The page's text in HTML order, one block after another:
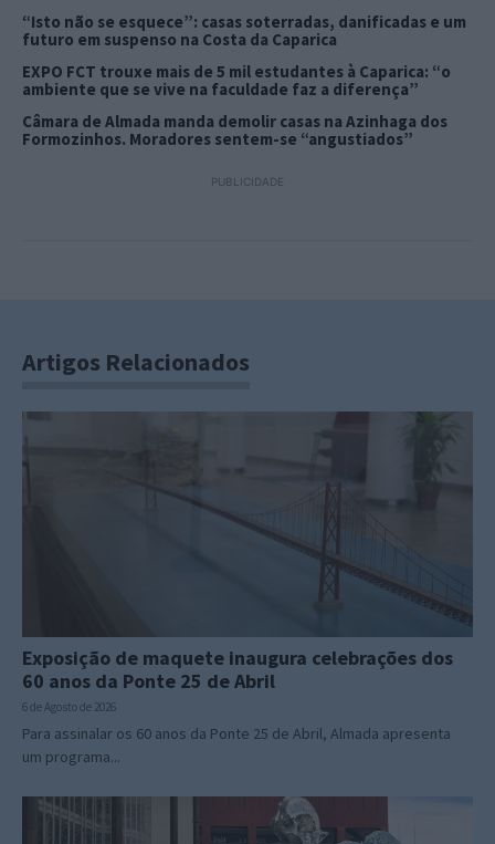
“Isto não se esquece”: casas soterradas, danificadas e um
futuro em suspenso na Costa da Caparica
EXPO FCT trouxe mais de 5 mil estudantes à Caparica: “o
ambiente que se vive na faculdade faz a diferença”
Câmara de Almada manda demolir casas na Azinhaga dos
Formozinhos. Moradores sentem-se “angustiados”
PUBLICIDADE
Artigos Relacionados
Exposição de maquete inaugura celebrações dos
60 anos da Ponte 25 de Abril
6 de Agosto de 2026
Para assinalar os 60 anos da Ponte 25 de Abril, Almada apresenta
um programa...